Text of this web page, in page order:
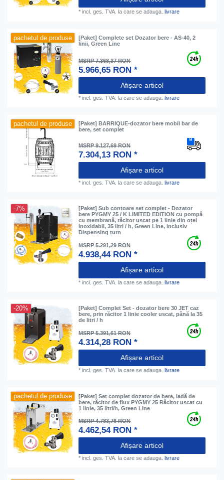
*incl. ges. TVA. la care se adauga. livrare
pachetul de produse
[Paket] Complete set Dozator bere - AS-40, 2
linii, Green Line
MSRP 7.368,37 RON
5.966,65 RON *
Afișare articol
*incl. ges. TVA. la care se adauga.livrare
pachetul de produse
[Paket] BARRIQUE-dozator bere mobil bar de
bere, set complet
MSRP 9.127,69 RON
7.304,13 RON *
Afișare articol
*incl. ges. TVA. la care se adauga.livrare
-7%
[Paket] Sub contoare set complet - Dozator
bere PYGMY 25 / K LIMITED EDITION cu pompă
cu membrană, răcitor uscat pe 1 linie din oțel
inoxidabil, 35 litri / h, Green Line, inclusiv
Dispensing turn
MSRP 5.291,29 RON
4.938,44 RON *
Afișare articol
*incl. ges. TVA. la care se adauga.livrare
-20%
[Paket] Complet Set - dozator bere 30 JET caz
bere, prin răcitor 1 linie cooler uscat, până la 35
de litri / h
MSRP 5.391,61 RON
4.314,28 RON *
Afișare articol
*incl. ges. TVA. la care se adauga.livrare
pachetul de produse
[Paket] Set complet dozator de bere, ladă de
bere, răcitor de flux PYGMY 25 Răcitor uscat cu
1 linie, 35 litri/h, Green Line
MSRP 4.783,76 RON
4.462,54 RON *
Afișare articol
*incl. ges. TVA. la care se adauga. livrare